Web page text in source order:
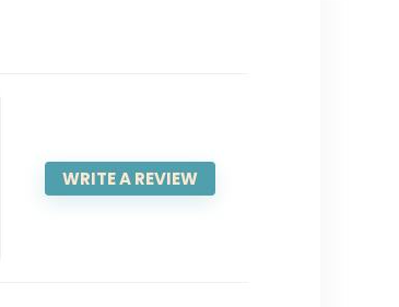
WRITE A REVIEW